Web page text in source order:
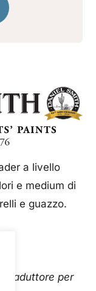
a livello
e medium di
e guazzo.
Traduttore per